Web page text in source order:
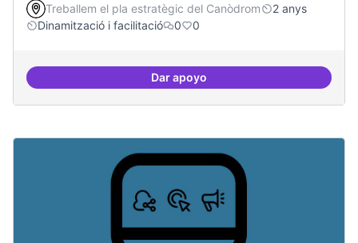
Treballem el pla estratègic del Canòdrom
2 anys
Dinamització i facilitació
0 0
Dar apoyoHabitar la plaça